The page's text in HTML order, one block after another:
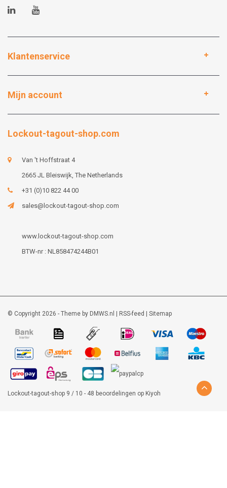
Klantenservice
Mijn account
Lockout-tagout-shop.com
Van 't Hoffstraat 4
2665 JL Bleiswijk, The Netherlands
+31 (0)10 822 44 00
sales@lockout-tagout-shop.com
www.lockout-tagout-shop.com
BTW-nr : NL858474244B01
© Copyright 2026 - Theme by DMWS.nl | RSS-feed | Sitemap
Lockout-tagout-shop 9 / 10 - 48 beoordelingen op Kiyoh